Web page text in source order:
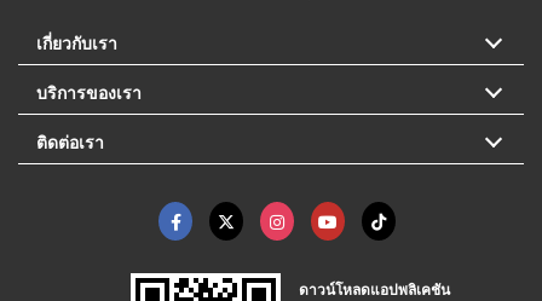
เกี่ยวกับเรา
บริการของเรา
ติดต่อเรา
ดาวน์โหลดแอปพลิเคชัน